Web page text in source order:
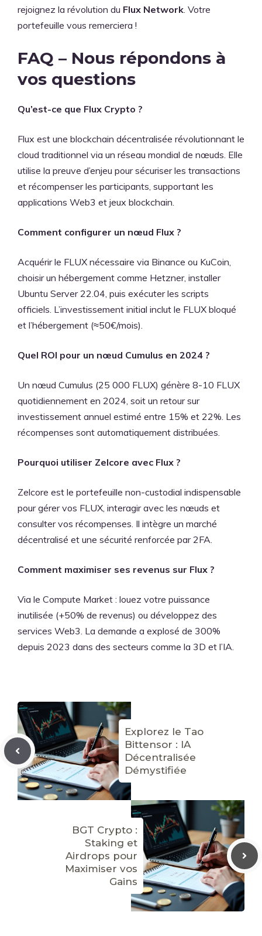
rejoignez la révolution du Flux Network. Votre
portefeuille vous remerciera !
FAQ – Nous répondons à
vos questions
Qu’est-ce que Flux Crypto ?
Flux est une blockchain décentralisée révolutionnant le
cloud traditionnel via un réseau mondial de nœuds. Elle
utilise la preuve d’enjeu pour sécuriser les transactions
et récompenser les participants, supportant les
applications Web3 et jeux blockchain.
Comment configurer un nœud Flux ?
Acquérir le FLUX nécessaire via Binance ou KuCoin,
choisir un hébergement comme Hetzner, installer
Ubuntu Server 22.04, puis exécuter les scripts
officiels. L’investissement initial inclut le FLUX bloqué
et l’hébergement (≈50€/mois).
Quel ROI pour un nœud Cumulus en 2024 ?
Un nœud Cumulus (25 000 FLUX) génère 8-10 FLUX
quotidiennement en 2024, soit un retour sur
investissement annuel estimé entre 15% et 22%. Les
récompenses sont automatiquement distribuées.
Pourquoi utiliser Zelcore avec Flux ?
Zelcore est le portefeuille non-custodial indispensable
pour gérer vos FLUX, interagir avec les nœuds et
consulter vos récompenses. Il intègre un marché
décentralisé et une sécurité renforcée par 2FA.
Comment maximiser ses revenus sur Flux ?
Via le Compute Market : louez votre puissance
inutilisée (+50% de revenus) ou développez des
services Web3. La demande a explosé de 300%
depuis 2023 dans des secteurs comme la 3D et l’IA.
Explorez le Tao
Bittensor : IA
Décentralisée
Démystifiée
BGT Crypto :
Staking et
Airdrops pour
Maximiser vos
Gains